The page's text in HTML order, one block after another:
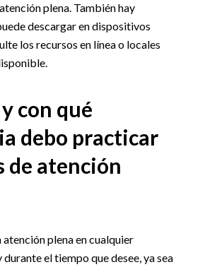
plena. También hay
descargar en dispositivos
los recursos en línea o locales
con qué
debo practicar
de atención
plena en cualquier
el tiempo que desee, ya sea